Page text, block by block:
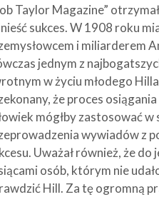
Taylor Magazine”
sukces. W 1908 roku
i miliarderem
jednym z
w życiu młodego
że proces
mógłby zastosować
wywiadów z
Uważał również, że
osób, którym nie
Hill. Za tę ogromną